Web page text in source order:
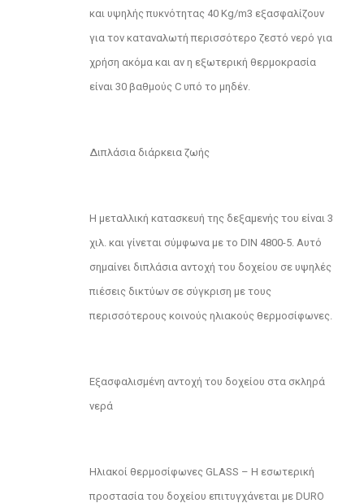
και υψηλής πυκνότητας 40 Kg/m3 εξασφαλίζουν
για τον καταναλωτή περισσότερο ζεστό νερό για
χρήση ακόμα και αν η εξωτερική θερμοκρασία
είναι 30 βαθμούς C υπό το μηδέν.
Διπλάσια διάρκεια ζωής
Η μεταλλική κατασκευή της δεξαμενής του είναι 3
χιλ. και γίνεται σύμφωνα με το DIN 4800-5. Αυτό
σημαίνει διπλάσια αντοχή του δοχείου σε υψηλές
πιέσεις δικτύων σε σύγκριση με τους
περισσότερους κοινούς ηλιακούς θερμοσίφωνες.
Εξασφαλισμένη αντοχή του δοχείου στα σκληρά
νερά
Ηλιακοί θερμοσίφωνες GLASS – Η εσωτερική
προστασία του δοχείου επιτυγχάνεται με DURO